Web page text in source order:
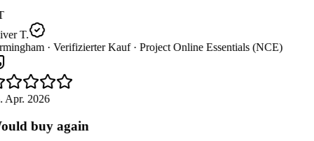
T.
· Verifizierter Kauf · Project Online Essentials (NCE)
Apr. 2026
buy again